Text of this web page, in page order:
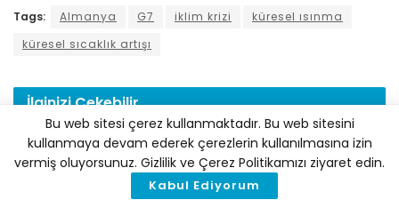
Tags: Almanya G7 iklim krizi
küresel ısınma
küresel sıcaklık artışı
İlginiziÇekebilir
Bu web sitesi çerez kullanmaktadır. Bu web sitesini
kullanmaya devam ederek çerezlerin kullanılmasına izin
vermiş oluyorsunuz. Gizlilik ve Çerez Politikamızı ziyaret edin.
Kabul Ediyorum